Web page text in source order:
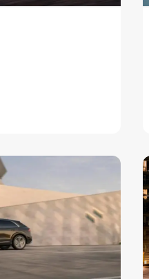
funktionalitet
beteende när du
anpassat innehåll
och erbjudanden.